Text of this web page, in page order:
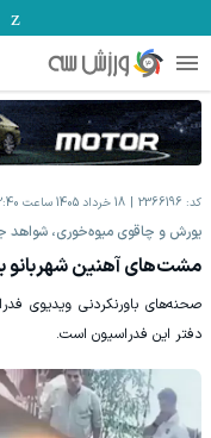
کد: 2366196 18 خرداد 1405 ساعت 12:40
یورش و چاقوی میوه‌خوری، شواهد
مشت‌های آهنین شهربانو
صحنه‌های باورنکردنی ویدیوی
دفتر این فدراسیون است.